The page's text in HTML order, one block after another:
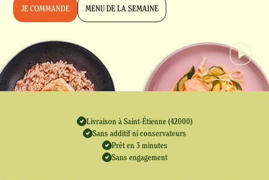
JE COMMANDE MENU DE LA SEMAINE
Livraison à Saint-Étienne (42000)
Sans additif ni conservateurs
Prêt en 3 minutes
Sans engagement